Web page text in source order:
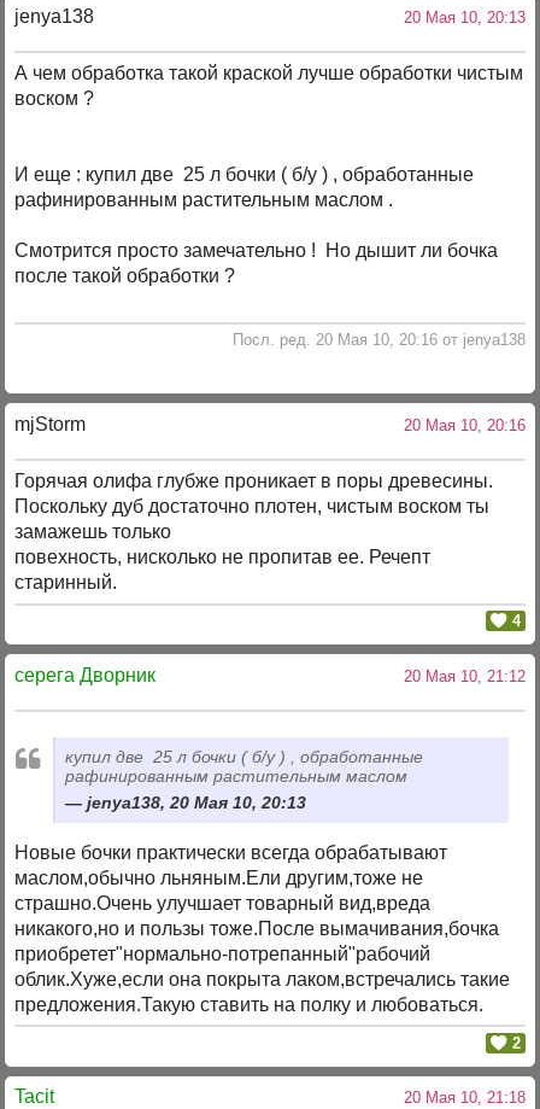
jenya138 20 Мая 10, 20:13
А чем обработка такой краской лучше обработки чистым
воском ?
И еще : купил две 25 л бочки ( б/у ) , обработанные
рафинированным растительным маслом .
Смотрится просто замечательно ! Но дышит ли бочка
после такой обработки ?
Посл. ред. 20 Мая 10, 20:16 от jenya138
mjStоrm 20 Мая 10, 20:16
Горячая олифа глубже проникает в поры древесины.
Поскольку дуб достаточно плотен, чистым воском ты
замажешь только
повехность, нисколько не пропитав ее. Речепт
старинный.
4
серега Дворник 20 Мая 10, 21:12
купил две 25 л бочки ( б/у ) , обработанные
рафинированным растительным маслом
jenya138, 20 Мая 10, 20:13
Новые бочки практически всегда обрабатывают
маслом,обычно льняным.Ели другим,тоже не
страшно.Очень улучшает товарный вид,вреда
никакого,но и пользы тоже.После вымачивания,бочка
приобретет"нормально-потрепанный"рабочий
облик.Хуже,если она покрыта лаком,встречались такие
предложения.Такую ставить на полку и любоваться.
2
Tacit 20 Мая 10, 21:18